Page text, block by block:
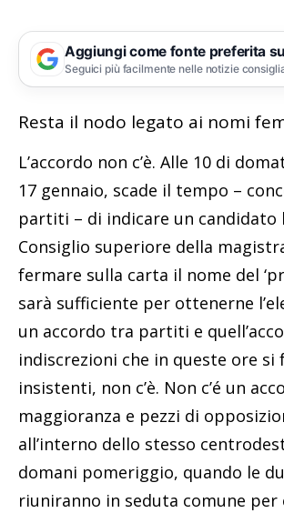
Aggiungi come fonte preferita
Seguici più facilmente nelle notizie
Resta il nodo legato ai nomi
L’accordo non c’è. Alle 10 di
17 gennaio, scade il tempo –
partiti – di indicare un candidato
Consiglio superiore della
fermare sulla carta il nome del
sarà sufficiente per ottenerne
un accordo tra partiti e
indiscrezioni che in queste ore si
insistenti, non c’è. Non c’é un
maggioranza e pezzi di
all’interno dello stesso
domani pomeriggio, quando le
riuniranno in seduta comune per